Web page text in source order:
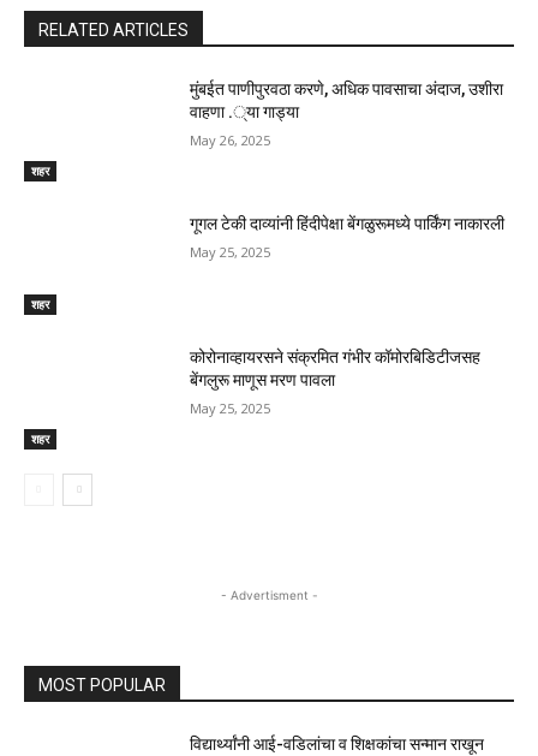
RELATED ARTICLES
शहर
मुंबईत पाणीपुरवठा करणे, अधिक पावसाचा अंदाज, उशीरा
वाहणा .्या गाड्या
May 26, 2025
शहर
गूगल टेकी दाव्यांनी हिंदीपेक्षा बेंगळुरूमध्ये पार्किंग नाकारली
May 25, 2025
शहर
कोरोनाव्हायरसने संक्रमित गंभीर कॉमोरबिडिटीजसह
बेंगलुरू माणूस मरण पावला
May 25, 2025
- Advertisment -
MOST POPULAR
विद्यार्थ्यांनी आई-वडिलांचा व शिक्षकांचा सन्मान राखून